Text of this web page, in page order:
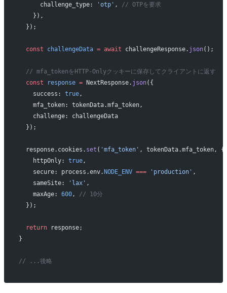
      challenge_type:
'otp' , // OTPを要求
    }),
  });
  const
challengeData = await challengeResponse. json();
  // mfa_tokenをHTTP-Onlyクッキーに保存してクライアントに返す
  const
response = NextResponse. json({
    success:
true,
    mfa_token: tokenData.mfa_token,
    challenge: challengeData
  });
  response.cookies.
set ( 'mfa_token' , tokenData.mfa_token, {
    httpOnly:
true,
    secure: process.env.
NODE_ENV === 'production' ,
    sameSite:
'lax' ,
    maxAge:
600, // 10分
  });
  return
response;
}
// ...後略